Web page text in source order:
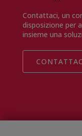
Contattaci, un
disposizione per
insieme una